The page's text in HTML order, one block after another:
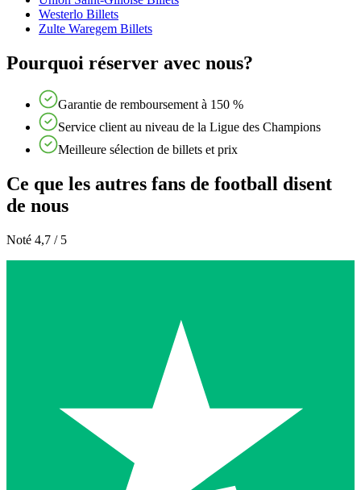
Westerlo Billets
Zulte Waregem Billets
Pourquoi réserver avec nous?
Garantie de remboursement à 150 %
Service client au niveau de la Ligue des Champions
Meilleure sélection de billets et prix
Ce que les autres fans de football disent
de nous
Noté 4,7 / 5